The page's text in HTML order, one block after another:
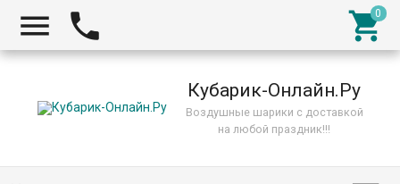
  
Кубарик-Онлайн.Ру
Воздушные шарики с доставкой
на любой праздник!!!